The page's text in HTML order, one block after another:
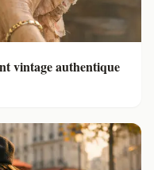
vintage authentique